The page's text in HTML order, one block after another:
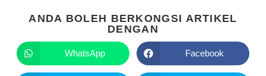
ANDA BOLEH BERKONGSI ARTIKEL
DENGAN
WhatsApp Facebook